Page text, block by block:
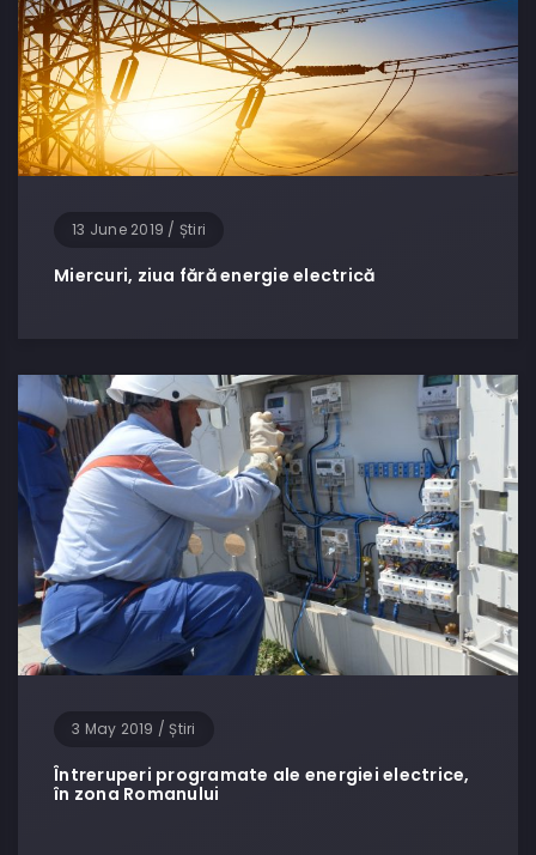
13 June 2019 / Știri
Miercuri, ziua fără energie electrică
3 May 2019 /Știri
Întreruperi programate ale energiei electrice,
în zona Romanului